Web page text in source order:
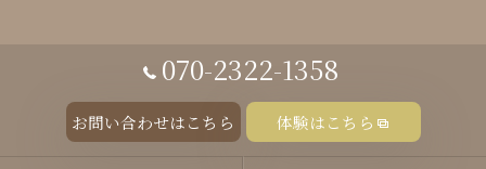
070-2322-1358
お問い合わせはこちら 体験はこちら